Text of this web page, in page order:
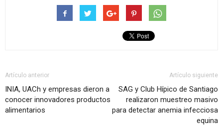
Artículo anterior
INIA, UACh y empresas dieron a
conocer innovadores productos
alimentarios
Artículo siguiente
SAG y Club Hípico de Santiago
realizaron muestreo masivo
para detectar anemia infecciosa
equina